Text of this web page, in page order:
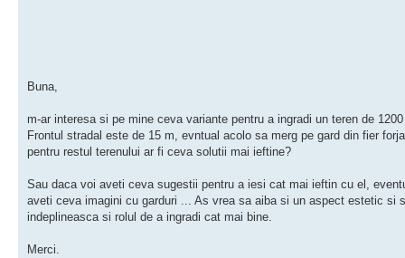
Buna,
m-ar interesa si pe mine ceva variante pentru a ingradi un teren de
Frontul stradal este de 15 m, evntual acolo sa merg pe gard din fier
pentru restul terenului ar fi ceva solutii mai ieftine?
Sau daca voi aveti ceva sugestii pentru a iesi cat mai ieftin cu el,
aveti ceva imagini cu garduri ... As vrea sa aiba si un aspect estetic si
indeplineasca si rolul de a ingradi cat mai bine.
Merci.